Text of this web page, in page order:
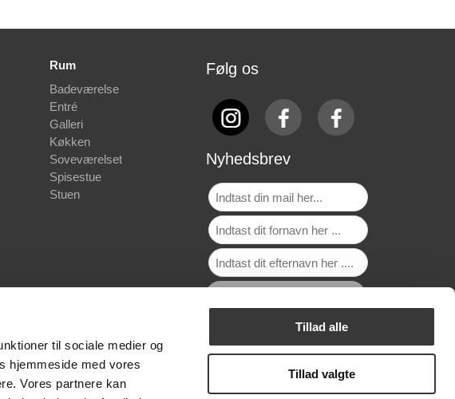
til sociale medier og
hjemmeside med vores
Vores partnere kan
Tillad alle
Tillad valgte
Rum
Badeværelse
Entré
Galleri
Køkken
Soveværelset
Spisestue
Stuen
Følg os
Nyhedsbrev